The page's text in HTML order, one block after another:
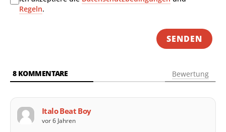
Regeln.
8KOMMENTARE Bewertung
Italo Beat Boy
vor 6 Jahren